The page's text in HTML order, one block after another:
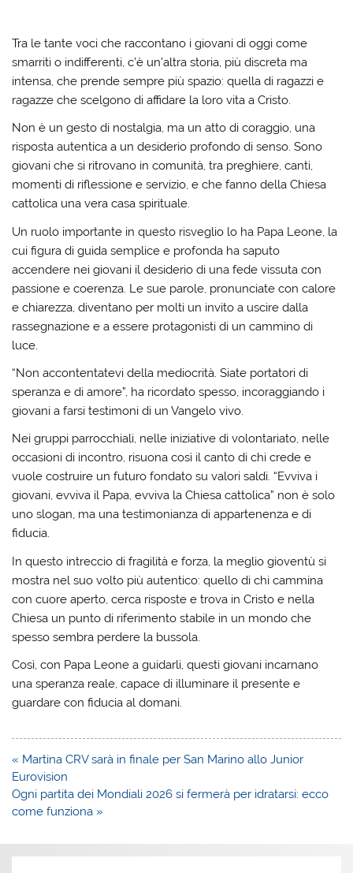
Tra le tante voci che raccontano i giovani di oggi come
smarriti o indifferenti, c’è un’altra storia, più discreta ma
intensa, che prende sempre più spazio: quella di ragazzi e
ragazze che scelgono di affidare la loro vita a Cristo.
Non è un gesto di nostalgia, ma un atto di coraggio, una
risposta autentica a un desiderio profondo di senso. Sono
giovani che si ritrovano in comunità, tra preghiere, canti,
momenti di riflessione e servizio, e che fanno della Chiesa
cattolica una vera casa spirituale.
Un ruolo importante in questo risveglio lo ha Papa Leone, la
cui figura di guida semplice e profonda ha saputo
accendere nei giovani il desiderio di una fede vissuta con
passione e coerenza. Le sue parole, pronunciate con calore
e chiarezza, diventano per molti un invito a uscire dalla
rassegnazione e a essere protagonisti di un cammino di
luce.
“Non accontentatevi della mediocrità. Siate portatori di
speranza e di amore”, ha ricordato spesso, incoraggiando i
giovani a farsi testimoni di un Vangelo vivo.
Nei gruppi parrocchiali, nelle iniziative di volontariato, nelle
occasioni di incontro, risuona così il canto di chi crede e
vuole costruire un futuro fondato su valori saldi. “Evviva i
giovani, evviva il Papa, evviva la Chiesa cattolica” non è solo
uno slogan, ma una testimonianza di appartenenza e di
fiducia.
In questo intreccio di fragilità e forza, la meglio gioventù si
mostra nel suo volto più autentico: quello di chi cammina
con cuore aperto, cerca risposte e trova in Cristo e nella
Chiesa un punto di riferimento stabile in un mondo che
spesso sembra perdere la bussola.
Così, con Papa Leone a guidarli, questi giovani incarnano
una speranza reale, capace di illuminare il presente e
guardare con fiducia al domani.
Navigazione
articoli
« Martina CRV sarà in finale per San Marino allo Junior
Eurovision
Ogni partita dei Mondiali 2026 si fermerà per idratarsi: ecco
come funziona »